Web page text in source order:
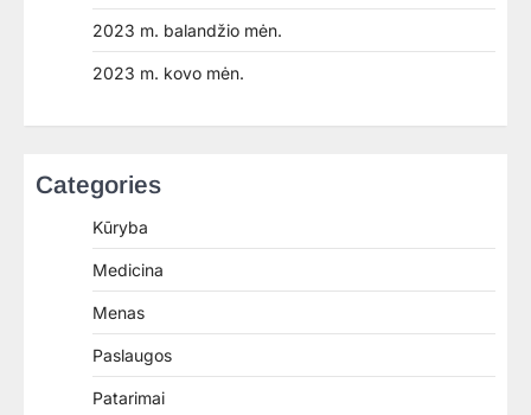
2023 m. balandžio mėn.
2023 m. kovo mėn.
Categories
Kūryba
Medicina
Menas
Paslaugos
Patarimai